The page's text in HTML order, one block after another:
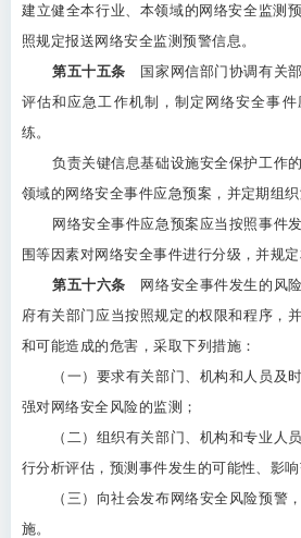
建立健全本行业、本领域的网络安全监测
照规定报送网络安全监测预警信息。
第五十五条 国家网信部门协调有关
评估和应急工作机制，制定网络安全事
练。
负责关键信息基础设施安全保护工作
领域的网络安全事件应急预案，并定期组织
网络安全事件应急预案应当按照事件
围等因素对网络安全事件进行分级，并规
第五十六条 网络安全事件发生的风
府有关部门应当按照规定的权限和程序，
和可能造成的危害，采取下列措施：
（一）要求有关部门、机构和人员及
强对网络安全风险的监测；
（二）组织有关部门、机构和专业人
行分析评估，预测事件发生的可能性、影响
（三）向社会发布网络安全风险预警
施。